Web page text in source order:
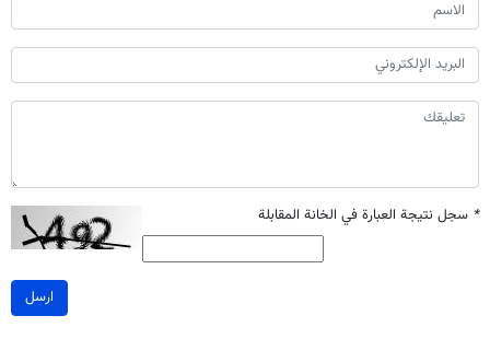
* سجل نتيجة العبارة في الخانة المقابلة
ارسل